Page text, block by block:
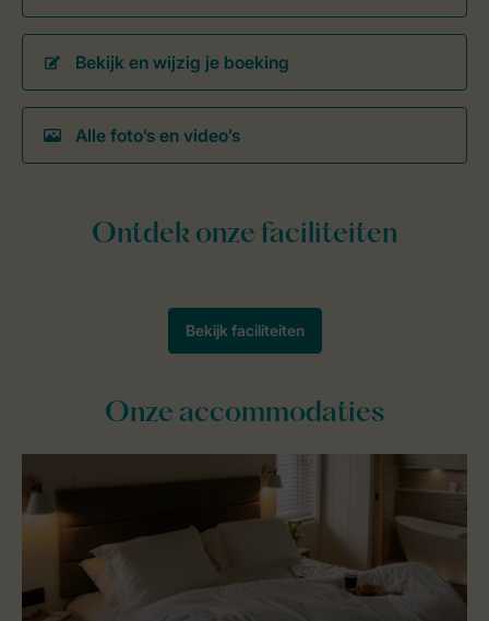
Bekijk en wijzig je boeking
Alle foto’s en video’s
Onze accommodaties